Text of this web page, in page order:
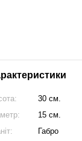
30 см.
15 см.
Габро